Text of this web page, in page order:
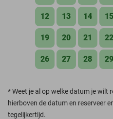
12 13 14 15
19 20 21 22
26 27 28 29
*Weet je al op welke datum je wilt
hierboven de datum en reserveer
tegelijkertijd.